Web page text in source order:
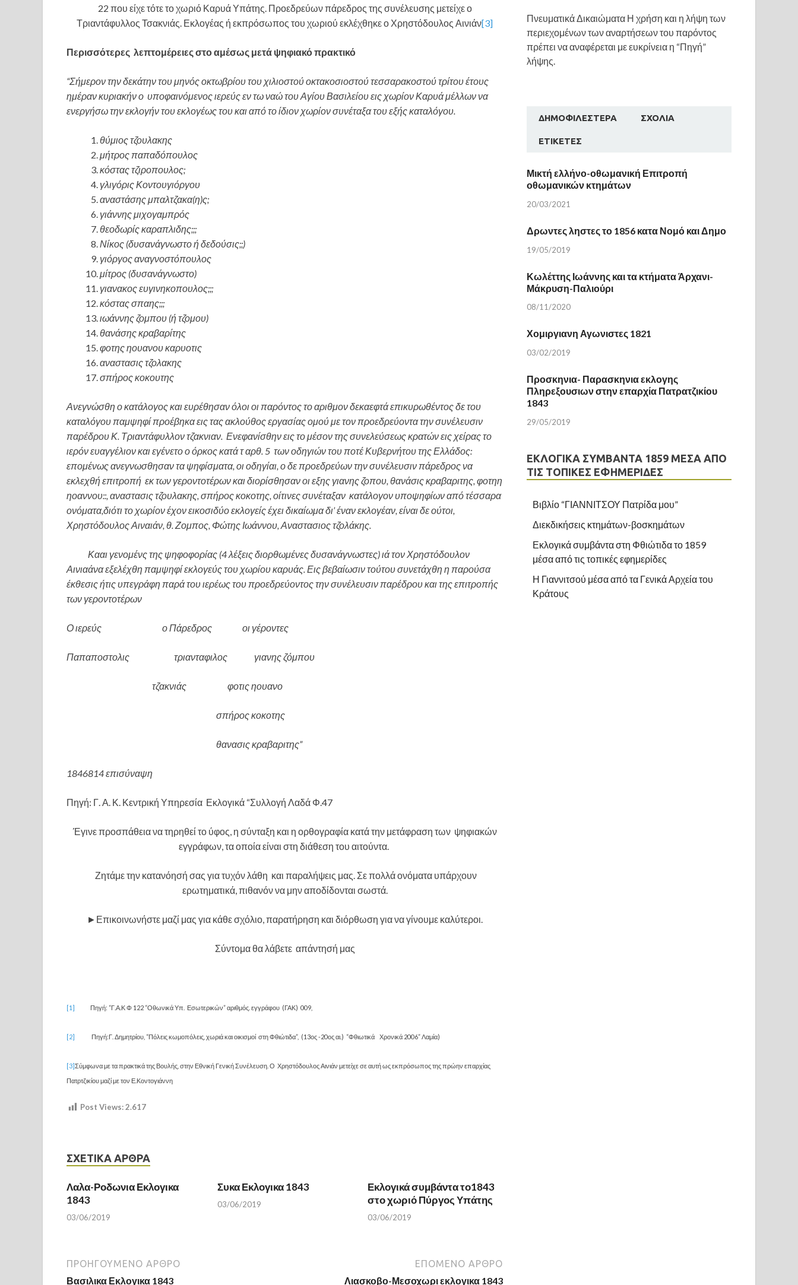
22 που είχε τότε το χωριό Καρυά Υπάτης. Προεδρεύων πάρεδρος της συνέλευσης μετείχε ο
Τριαντάφυλλος Τσακνιάς. Εκλογέας ή εκπρόσωπος του χωριού εκλέχθηκε ο Χρηστόδουλος Αινιάν[3]
Περισσότερες λεπτομέρειες στο αμέσως μετά ψηφιακό πρακτικό
“Σήμερον την δεκάτην του μηνός οκτωβρίου του χιλιοστού οκτακοσιοστού τεσσαρακοστού τρίτου έτους
ημέραν κυριακήν ο υποφαινόμενος ιερεύς εν τω ναώ του Αγίου Βασιλείου εις χωρίον Καρυά μέλλων να
ενεργήσω την εκλογήν του εκλογέως του και από το ίδιον χωρίον συνέταξα του εξής καταλόγου.
θύμιος τζουλακης
μήτρος παπαδόπουλος
κόστας τζιροπουλος;
γλιγόρις Κοντουγιόργου
αναστάσης μπαλτζακα(η)ς;
γιάννης μιχογαμπρός
θεοδωρίς καραπλιδης;;;
Νίκος (δυσανάγνωστο ή δεδούσις;;)
γιόργος αναγνοστόπουλος
μίτρος (δυσανάγνωστο)
γιανακος ευγινηκοπουλος;;;
κόστας σπαης;;;
ιωάννης ζομπου (ή τζομου)
θανάσης κραβαρίτης
φοτης ηουανου καρυοτις
αναστασις τζολακης
σπήρος κοκουτης
Ανεγνώσθη ο κατάλογος και ευρέθησαν όλοι οι παρόντος το αριθμον δεκαεφτά επικυρωθέντος δε του
καταλόγου παμψηφί προέβηκα εις τας ακλούθος εργασίας ομού με τον προεδρεύοντα την συνέλευσιν
παρέδρου Κ. Τριαντάφυλλον τζακνιαν. Ενεφανίσθην εις το μέσον της συνελεύσεως κρατών εις χείρας το
ιερόν ευαγγέλιον και εγένετο ο όρκος κατά τ αρθ. 5 των οδηγιών του ποτέ Κυβερνήτου της Ελλάδος:
επομένως ανεγνωσθησαν τα ψηφίσματα, οι οδηγίαι, ο δε προεδρεύων την συνέλευσιν πάρεδρος να
εκλεχθή επιτροπή εκ των γεροντοτέρων και διορίσθησαν οι εξης γιανης ζοπου, θανάσις κραβαριτης, φοτηη
ηοαννου::, αναστασις τζουλακης, σπήρος κοκοτης, οίτινες συνέταξαν κατάλογον υποψηφίων από τέσσαρα
ονόματα,διότι το χωρίον έχον εικοσιδύο εκλογείς έχει δικαίωμα δι’ έναν εκλογέαν, είναι δε ούτοι,
Χρηστόδουλος Αιναιάν, θ. Ζομπος, Φώτης Ιωάννου, Αναστασιος τζολάκης.
Κααι γενομένς της ψηφοφορίας (4 λέξεις διορθωμένες δυσανάγνωστες) ιά τον Χρηστόδουλον
Αινιαάνα εξελέχθη παμψηφί εκλογεύς του χωρίου καρυάς. Εις βεβαίωσιν τούτου συνετάχθη η παρούσα
έκθεσις ήτις υπεγράφη παρά του ιερέως του προεδρεύοντος την συνέλευσιν παρέδρου και της επιτροπής
των γεροντοτέρων
Ο ιερεύς ο Πάρεδρος οι γέροντες
Παπαποστολις τριανταφιλος γιανης ζόμπου
τζακνιάς φοτις ηουανο
σπήρος κοκοτης
θανασις κραβαριτης”
1846814 επισύναψη
Πηγή: Γ. Α. Κ. Κεντρική Υπηρεσία Εκλογικά “Συλλογή Λαδά Φ.47
Έγινε προσπάθεια να τηρηθεί το ύφος, η σύνταξη και η ορθογραφία κατά την μετάφραση των ψηφιακών
εγγράφων, τα οποία είναι στη διάθεση του αιτούντα.
Ζητάμε την κατανόησή σας για τυχόν λάθη και παραλήψεις μας. Σε πολλά ονόματα υπάρχουν
ερωτηματικά, πιθανόν να μην αποδίδονται σωστά.
►Επικοινωνήστε μαζί μας για κάθε σχόλιο, παρατήρηση και διόρθωση για να γίνουμε καλύτεροι.
Σύντομα θα λάβετε απάντησή μας
[1] Πηγή: “Γ.Α.Κ Φ 122 “Οθωνικά Υπ. Εσωτερικών” αριθμός. εγγράφου (ΓΑΚ) 009,
[2] Πηγή:Γ. Δημητρίου, “Πόλεις κωμοπόλεις, χωριά και οικισμοί στη Φθιώτιδα”, (13ος -20ος αι.) “Φθιωτικά Χρονικά 2006” Λαμία)
[3]Σύμφωνα με τα πρακτικά της Βουλής, στην Εθνική Γενική Συνέλευση. Ο Χρηστόδουλος Αινιάν μετείχε σε αυτή ως εκπρόσωπος της πρώην επαρχίας
Πατρτζικίου μαζί με τον Ε.Κοντογιάννη
Post Views:2.617
ΣΧΕΤΙΚΆ ΆΡΘΡΑ
Λαλα-Ροδωνια Εκλογικα
1843
03/06/2019
Συκα Εκλογικα 1843
03/06/2019
Εκλογικά συμβάντα το1843
στο χωριό Πύργος Υπάτης
03/06/2019
ΠΡΟΗΓΟΎΜΕΝΟ ΆΡΘΡΟ
Βασιλικα Εκλογικα 1843
ΕΠΌΜΕΝΟ ΆΡΘΡΟ
Λιασκοβο-Μεσοχωρι εκλογικα 1843
Πνευματικά Δικαιώματα Η χρήση και η λήψη των
περιεχομένων των αναρτήσεων του παρόντος
πρέπει να αναφέρεται με ευκρίνεια η “Πηγή”
λήψης.
ΔΗΜΟΦΙΛΈΣΤΕΡΑ ΣΧΌΛΙΑ
ΕΤΙΚΈΤΕΣ
Μικτή ελλήνο-οθωμανική Επιτροπή
οθωμανικών κτημάτων
20/03/2021
Δρωντες ληστες το 1856 κατα Νομό και Δημο
19/05/2019
Κωλέττης Ιωάννης και τα κτήματα Άρχανι-
Μάκρυση-Παλιούρι
08/11/2020
Χομιργιανη Αγωνιστες 1821
03/02/2019
Προσκηνια- Παρασκηνια εκλογης
Πληρεξουσιων στην επαρχία Πατρατζικίου
1843
29/05/2019
ΕΚΛΟΓΙΚΆ ΣΥΜΒΆΝΤΑ 1859 ΜΈΣΑ ΑΠΌ
ΤΙΣ ΤΟΠΙΚΈΣ ΕΦΗΜΕΡΊΔΕΣ
Βιβλίο “ΓΙΑΝΝΙΤΣΟΥ Πατρίδα μου”
Διεκδικήσεις κτημάτων-βοσκημάτων
Εκλογικά συμβάντα στη Φθιώτιδα το 1859
μέσα από τις τοπικές εφημερίδες
Η Γιαννιτσού μέσα από τα Γενικά Αρχεία του
Κράτους